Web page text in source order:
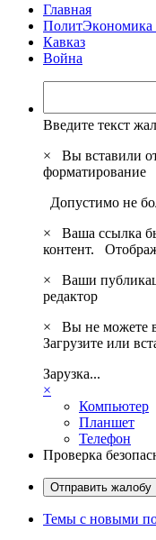
Главная
Кавказ
Война
Введите текст
×
Вы вставили
форматирование
Допустимо не
×
Ваша ссылка
контент.
×
Ваши
редактор
×
Вы не можете
Загрузите или
Зарузка...
×
Компьютер
Планшет
Телефон
Проверка
Отправить жалобу
Темы с новыми